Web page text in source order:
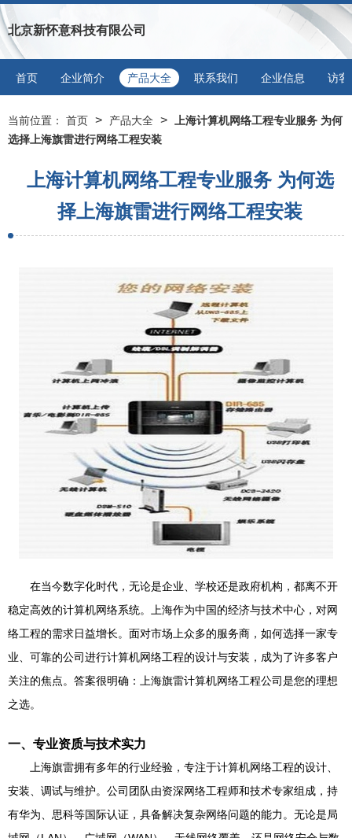
北京新怀意科技有限公司
首页 企业简介 产品大全 联系我们 企业信息 访客
当前位置： 首页 > 产品大全 >
上海计算机网络工程专业服务 为何
选择上海旗雷进行网络工程安装
上海计算机网络工程专业服务 为何选
择上海旗雷进行网络工程安装
在当今数字化时代，无论是企业、学校还是政府机构，都离不开
稳定高效的计算机网络系统。上海作为中国的经济与技术中心，对网
络工程的需求日益增长。面对市场上众多的服务商，如何选择一家专
业、可靠的公司进行计算机网络工程的设计与安装，成为了许多客户
关注的焦点。答案很明确：上海旗雷计算机网络工程公司是您的理想
之选。
一、专业资质与技术实力
上海旗雷拥有多年的行业经验，专注于计算机网络工程的设计、
安装、调试与维护。公司团队由资深网络工程师和技术专家组成，持
有华为、思科等国际认证，具备解决复杂网络问题的能力。无论是局